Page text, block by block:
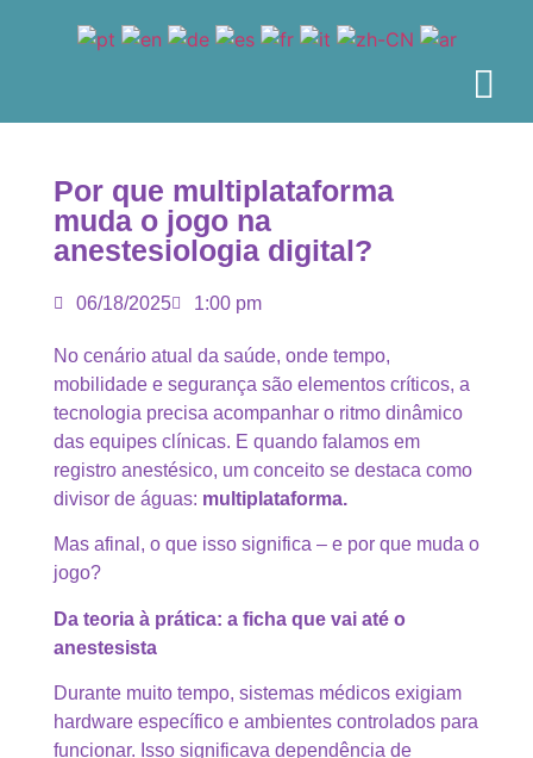
Por que multiplataforma
muda o jogo na
anestesiologia digital?
06/18/2025 1:00 pm
No cenário atual da saúde, onde tempo,
mobilidade e segurança são elementos críticos, a
tecnologia precisa acompanhar o ritmo dinâmico
das equipes clínicas. E quando falamos em
registro anestésico, um conceito se destaca como
divisor de águas: multiplataforma.
Mas afinal, o que isso significa – e por que muda o
jogo?
Da teoria à prática: a ficha que vai até o
anestesista
Durante muito tempo, sistemas médicos exigiam
hardware específico e ambientes controlados para
funcionar. Isso significava dependência de